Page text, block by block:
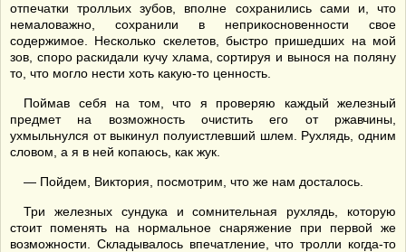
отпечатки тролльих зубов, вполне сохранились сами и, что
немаловажно, сохранили в неприкосновенности свое
содержимое. Несколько скелетов, быстро пришедших на мой
зов, споро раскидали кучу хлама, сортируя и вынося на поляну
то, что могло нести хоть какую-то ценность.
Поймав себя на том, что я проверяю каждый железный
предмет на возможность очистить его от ржавчины,
ухмыльнулся от выкинул полуистлевший шлем. Рухлядь, одним
словом, а я в ней копаюсь, как жук.
— Пойдем, Виктория, посмотрим, что же нам досталось.
Три железных сундука и сомнительная рухлядь, которую
стоит поменять на нормальное снаряжение при первой же
возможности. Складывалось впечатление, что тролли когда-то